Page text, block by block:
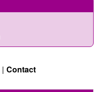
Contact